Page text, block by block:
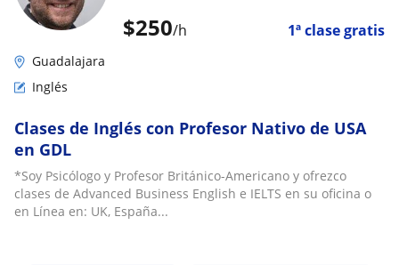
$250/h 1ª clase gratis
Guadalajara
Inglés
Clases de Inglés con Profesor Nativo de USA
en GDL
*Soy Psicólogo y Profesor Británico-Americano y ofrezco
clases de Advanced Business English e IELTS en su oficina o
en Línea en: UK, España...